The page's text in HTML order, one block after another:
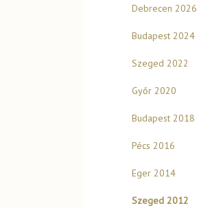
Debrecen 2026
Budapest 2024
Szeged 2022
Győr 2020
Budapest 2018
Pécs 2016
Eger 2014
Szeged 2012